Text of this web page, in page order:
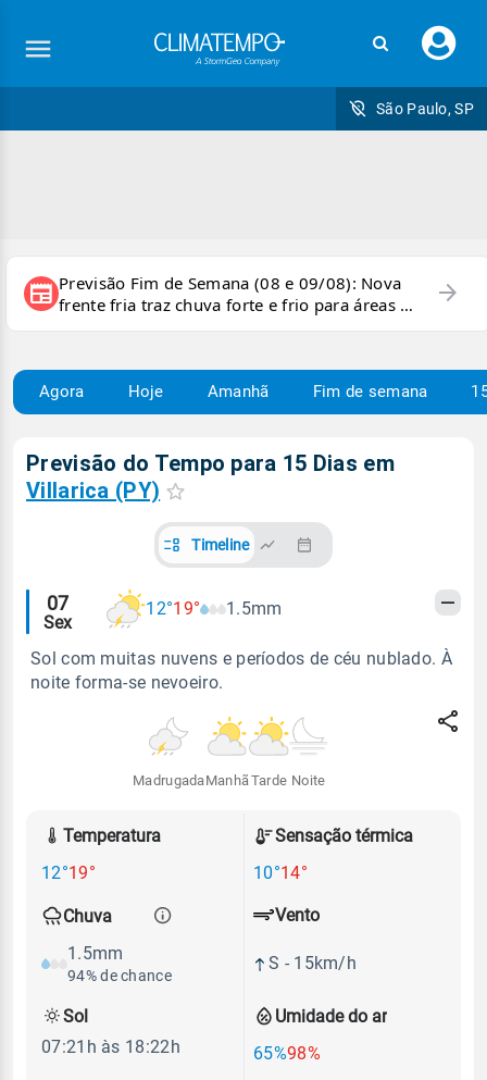
seu
São Paulo, SP
newspaper Previsão Fim de Semana (08 e 09/08): Nova
frente fria traz chuva forte e frio para áreas do
país
arrow_forward
Agora Hoje Amanhã Fim de semana
Previsão do Tempo para 15 Dias em
Villarica (PY)
Timeline
Alertas
meteorológicos
07
Sex
12°19° 1.5mm
Sol com muitas nuvens e períodos de céu nublado. À
noite forma-se nevoeiro.
Madrugada Manhã Tarde Noite
Temperatura
12°19°
Sensação térmica
10°14°
Chuva
1.5mm
94% de chance
Umidade do ar
65%98%
Vento
S - 15km/h
Sol
07:21h às 18:22h